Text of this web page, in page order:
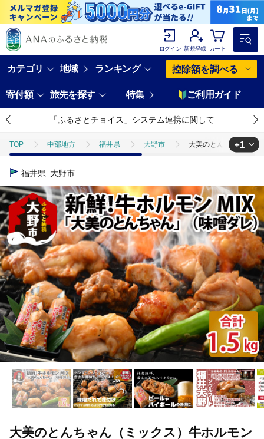
ログイン 新規登録 カート
カテゴリ 地域 ランキング 控除額を調べる
寄付額 旅先を探す 特集 ご利用ガイド
「ふるさとチョイス」システム連携に関して
TOP 中部地方 福井県 大野市 大美のとんちゃん（ミ
TOP
+1
福井県 大野市
大美のとんちゃん（ミックス）牛ホルモン